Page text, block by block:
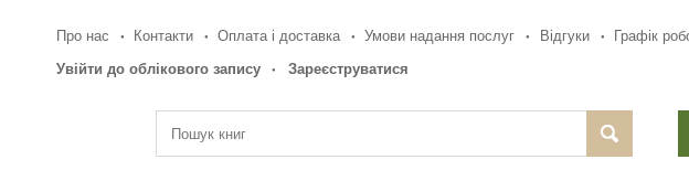
Про нас Контакти Оплата і доставка Умови надання послуг Відгуки Графік
Увійти до облікового запису
Зареєструватися